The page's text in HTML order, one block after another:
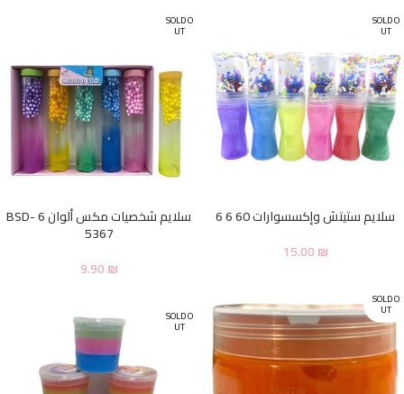
SOLD O
UT
سلايم ستيتش وإكسسوارات 60 6 6
15.00₪
SOLD O
UT
سلايم شخصيات مكس ألوان 6 BSD-
5367
9.90₪
SOLD O
UT
SOLD O
UT